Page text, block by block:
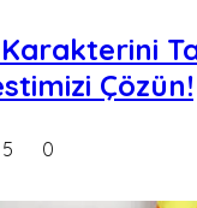
Çözün!
5 0